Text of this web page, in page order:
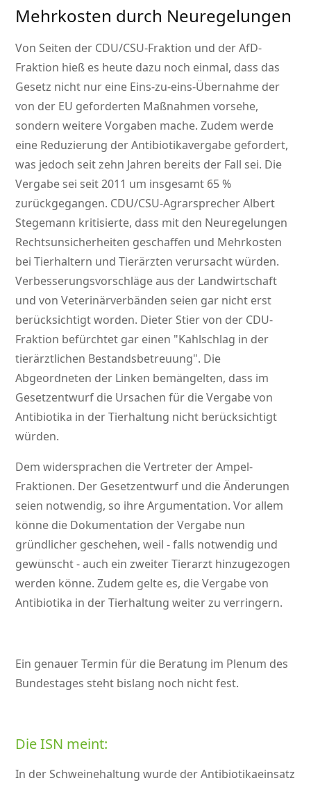
Mehrkosten durch Neuregelungen
Von Seiten der CDU/CSU-Fraktion und der AfD-
Fraktion hieß es heute dazu noch einmal, dass das
Gesetz nicht nur eine Eins-zu-eins-Übernahme der
von der EU geforderten Maßnahmen vorsehe,
sondern weitere Vorgaben mache. Zudem werde
eine Reduzierung der Antibiotikavergabe gefordert,
was jedoch seit zehn Jahren bereits der Fall sei. Die
Vergabe sei seit 2011 um insgesamt 65 %
zurückgegangen. CDU/CSU-Agrarsprecher Albert
Stegemann kritisierte, dass mit den Neuregelungen
Rechtsunsicherheiten geschaffen und Mehrkosten
bei Tierhaltern und Tierärzten verursacht würden.
Verbesserungsvorschläge aus der Landwirtschaft
und von Veterinärverbänden seien gar nicht erst
berücksichtigt worden. Dieter Stier von der CDU-
Fraktion befürchtet gar einen Kahlschlag in der
tierärztlichen Bestandsbetreuung . Die
Abgeordneten der Linken bemängelten, dass im
Gesetzentwurf die Ursachen für die Vergabe von
Antibiotika in der Tierhaltung nicht berücksichtigt
würden.
Dem widersprachen die Vertreter der Ampel-
Fraktionen. Der Gesetzentwurf und die Änderungen
seien notwendig, so ihre Argumentation. Vor allem
könne die Dokumentation der Vergabe nun
gründlicher geschehen, weil - falls notwendig und
gewünscht - auch ein zweiter Tierarzt hinzugezogen
werden könne. Zudem gelte es, die Vergabe von
Antibiotika in der Tierhaltung weiter zu verringern.
Ein genauer Termin für die Beratung im Plenum des
Bundestages steht bislang noch nicht fest.
Die ISN meint:
In der Schweinehaltung wurde der Antibiotikaeinsatz